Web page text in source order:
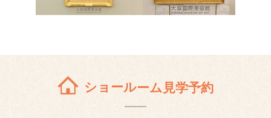
ショールーム見学予約